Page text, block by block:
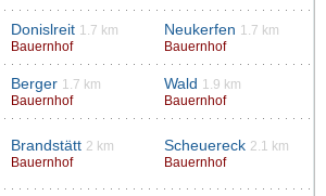
Donislreit 1.7 km
Bauernhof
Neukerfen 1.7 km
Bauernhof
Berger 1.7 km
Bauernhof
Wald 1.9 km
Bauernhof
Brandstätt 2 km
Bauernhof
Scheuereck 2.1 km
Bauernhof